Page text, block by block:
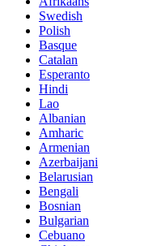
Swedish
Polish
Basque
Catalan
Esperanto
Hindi
Lao
Albanian
Amharic
Armenian
Azerbaijani
Belarusian
Bengali
Bosnian
Bulgarian
Cebuano